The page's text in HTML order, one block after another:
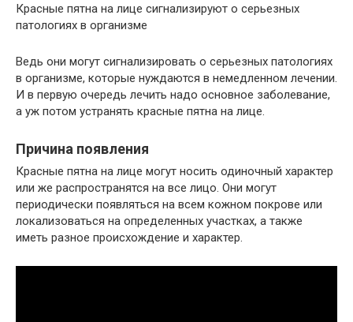
Красные пятна на лице сигнализируют о серьезных
патологиях в организме
Ведь они могут сигнализировать о серьезных патологиях
в организме, которые нуждаются в немедленном лечении.
И в первую очередь лечить надо основное заболевание,
а уж потом устранять красные пятна на лице.
Причина появления
Красные пятна на лице могут носить одиночный характер
или же распространятся на все лицо. Они могут
периодически появляться на всем кожном покрове или
локализоваться на определенных участках, а также
иметь разное происхождение и характер.